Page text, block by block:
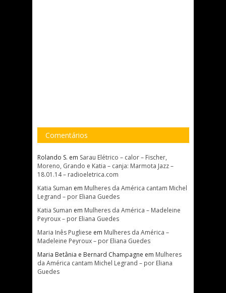
Comentários
Rolando S. em Sarau Elétrico – calor – Fischer,
Moreno, Grando e Katia – canja: Marmota Jazz –
18.01.14 – radioeletrica.com
Katia Suman em Mulheres da América cantam Michel
Legrand – por Eliana Guedes
Katia Suman em Mulheres da América – Madeleine
Peyroux – por Eliana Guedes
Maria Inês Pugliese em Mulheres da América –
Madeleine Peyroux – por Eliana Guedes
Maria Betânia e Bernard Champagne em Mulheres
da América cantam Michel Legrand – por Eliana
Guedes